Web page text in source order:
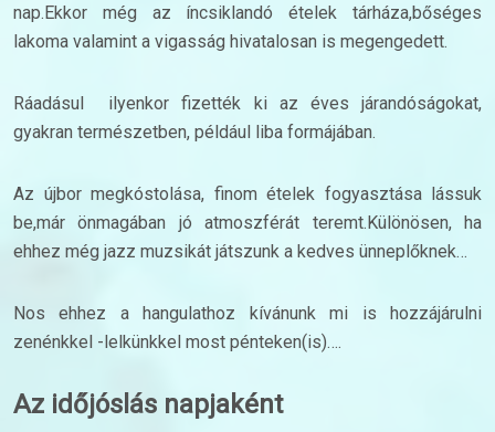
nap.Ekkor még az íncsiklandó ételek tárháza,bőséges
lakoma valamint a vigasság hivatalosan is megengedett.
Ráadásul ilyenkor fizették ki az éves járandóságokat,
gyakran természetben, például liba formájában.
Az újbor megkóstolása, finom ételek fogyasztása lássuk
be,már önmagában jó atmoszférát teremt.Különösen, ha
ehhez még jazz muzsikát játszunk a kedves ünneplőknek…
Nos ehhez a hangulathoz kívánunk mi is hozzájárulni
zenénkkel -lelkünkkel most pénteken(is)….
Az időjóslás napjaként